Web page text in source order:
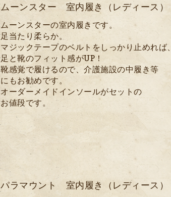
ムーンスター 室内履き（レディース）
ムーンスターの室内履きです。
足当たり柔らか。
マジックテープのベルトをしっかり止めれば、
足と靴のフィット感がUP！
靴感覚で履けるので、介護施設の中履き等
にもお勧めです。
オーダーメイドインソールがセットの
お値段です。
パラマウント 室内履き（レディース）